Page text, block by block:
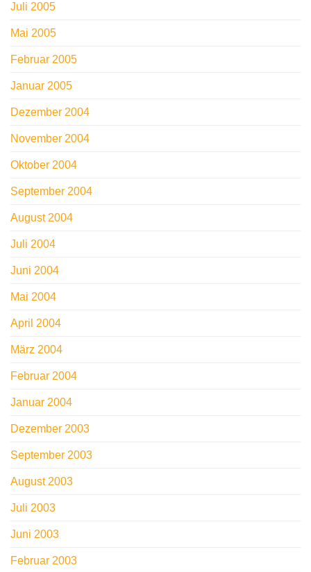
Juli 2005
Mai 2005
Februar 2005
Januar 2005
Dezember 2004
November 2004
Oktober 2004
September 2004
August 2004
Juli 2004
Juni 2004
Mai 2004
April 2004
März 2004
Februar 2004
Januar 2004
Dezember 2003
September 2003
August 2003
Juli 2003
Juni 2003
Februar 2003